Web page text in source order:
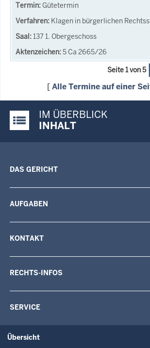
Gütetermin
Klagen in bürgerlichen
137 1. Obergeschoss
5 Ca 2665/26
Seite 1 von 5
[Alle Termine auf einer
Justiz-Portal im Überblick:
IM ÜBERBLICK
INHALT
DAS GERICHT
AUFGABEN
KONTAKT
RECHTS-INFOS
SERVICE
Übersicht